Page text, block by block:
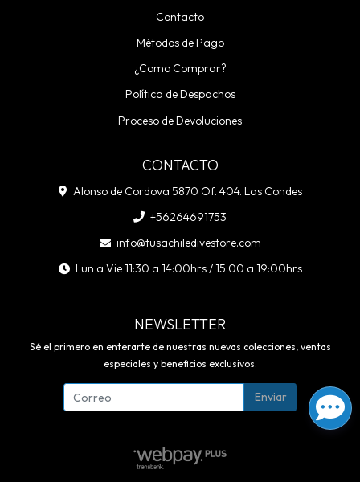
Contacto
Métodos de Pago
¿Como Comprar?
Política de Despachos
Proceso de Devoluciones
CONTACTO
Alonso de Cordova 5870 Of. 404. Las Condes
+56264691753
info@tusachiledivestore.com
Lun a Vie 11:30 a 14:00hrs / 15:00 a 19:00hrs
NEWSLETTER
Sé el primero en enterarte de nuestras nuevas colecciones, ventas
especiales y beneficios exclusivos.
Enviar